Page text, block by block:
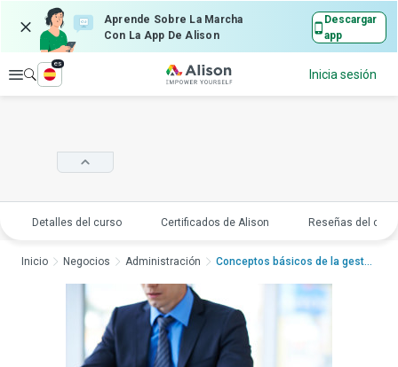
Aprende Sobre La Marcha
Con La App De Alison
Descargar
app
Explorar
es
Inicia sesión
Detalles del curso Certificados de Alison Reseñas del
Inicio Negocios Administración Conceptos básicos de la gestión...